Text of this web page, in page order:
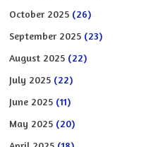
October 2025 (26)
September 2025 (23)
August 2025 (22)
July 2025 (22)
June 2025 (11)
May 2025 (20)